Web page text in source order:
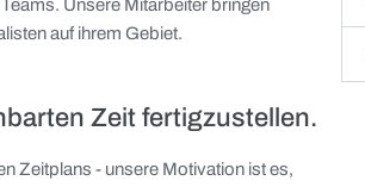
Unsere Mitarbeiter bringen
auf ihrem Gebiet.
Zeit fertigzustellen.
Zeitplans - unsere Motivation ist es,